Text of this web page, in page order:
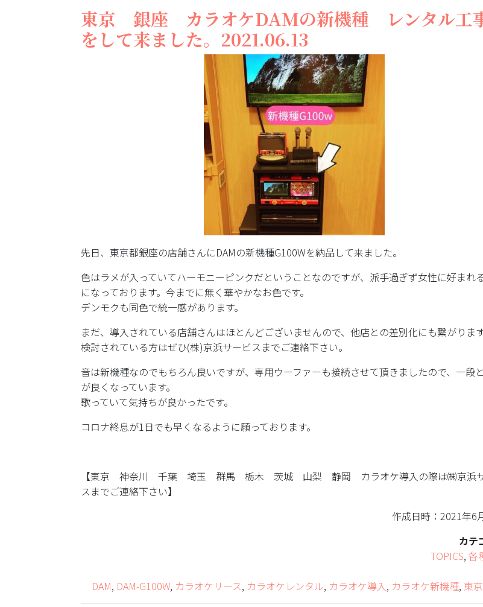
東京 銀座 カラオケDAMの新機種 レンタル工
をして来ました。2021.06.13
先日、東京都銀座の店舗さんにDAMの新機種G100Wを納品して来ました。
色はラメが入っていてハーモニーピンクだということなのですが、派手過ぎず女性に好まれ
になっております。今までに無く華やかなお色です。
デンモクも同色で統一感があります。
まだ、導入されている店舗さんはほとんどございませんので、他店との差別化にも繋がりま
検討されている方はぜひ(株)京浜サービスまでご連絡下さい。
音は新機種なのでもちろん良いですが、専用ウーファーも接続させて頂きましたので、一段
が良くなっています。
歌っていて気持ちが良かったです。
コロナ終息が1日でも早くなるように願っております。
【東京 神奈川 千葉 埼玉 群馬 栃木 茨城 山梨 静岡 カラオケ導入の際は㈱京浜
スまでご連絡下さい】
作成日時：2021年6
カテ
TOPICS,各
DAM, DAM-G100W, カラオケリース, カラオケレンタル, カラオケ導入, カラオケ新機種,東京